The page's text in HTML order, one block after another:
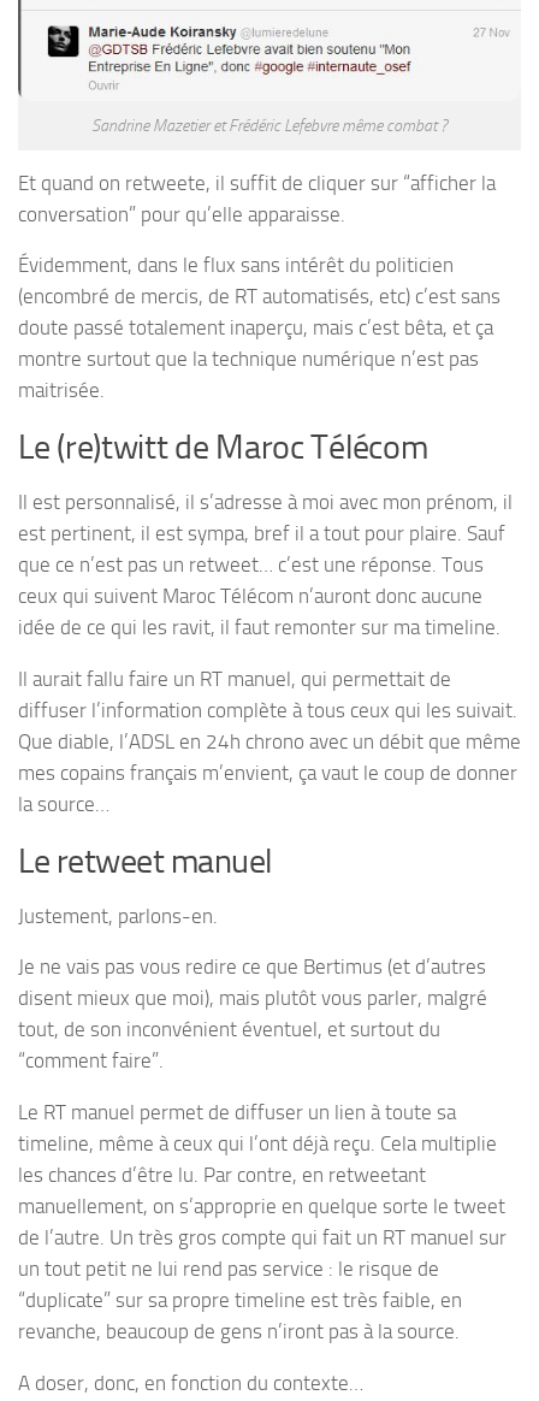
Sandrine Mazetier et Frédéric Lefebvre même combat ?
Et quand on retweete, il suffit de cliquer sur “afficher la
conversation” pour qu’elle apparaisse.
Évidemment, dans le flux sans intérêt du politicien
(encombré de mercis, de RT automatisés, etc) c’est sans
doute passé totalement inaperçu, mais c’est bêta, et ça
montre surtout que la technique numérique n’est pas
maitrisée.
Le (re)twitt de Maroc Télécom
Il est personnalisé, il s’adresse à moi avec mon prénom, il
est pertinent, il est sympa, bref il a tout pour plaire. Sauf
que ce n’est pas un retweet… c’est une réponse. Tous
ceux qui suivent Maroc Télécom n’auront donc aucune
idée de ce qui les ravit, il faut remonter sur ma timeline.
Il aurait fallu faire un RT manuel, qui permettait de
diffuser l’information complète à tous ceux qui les suivait.
Que diable, l’ADSL en 24h chrono avec un débit que même
mes copains français m’envient, ça vaut le coup de donner
la source…
Le retweet manuel
Justement, parlons-en.
Je ne vais pas vous redire ce que Bertimus (et d’autres
disent mieux que moi), mais plutôt vous parler, malgré
tout, de son inconvénient éventuel, et surtout du
“comment faire”.
Le RT manuel permet de diffuser un lien à toute sa
timeline, même à ceux qui l’ont déjà reçu. Cela multiplie
les chances d’être lu. Par contre, en retweetant
manuellement, on s’approprie en quelque sorte le tweet
de l’autre. Un très gros compte qui fait un RT manuel sur
un tout petit ne lui rend pas service : le risque de
“duplicate” sur sa propre timeline est très faible, en
revanche, beaucoup de gens n’iront pas à la source.
A doser, donc, en fonction du contexte…